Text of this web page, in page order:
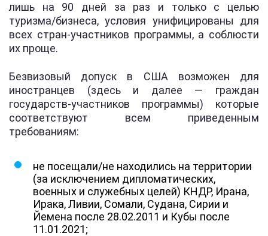
лишь на 90 дней за раз и только с целью
туризма/бизнеса, условия унифицированы для
всех стран-участников программы, а соблюсти
их проще.
Безвизовый допуск в США возможен для
иностранцев (здесь и далее — граждан
государств-участников программы) которые
соответствуют всем приведенным
требованиям:
не посещали/не находились на территории
(за исключением дипломатических,
военных и служебных целей) КНДР, Ирана,
Ирака, Ливии, Сомали, Судана, Сирии и
Йемена после 28.02.2011 и Кубы после
11.01.2021;